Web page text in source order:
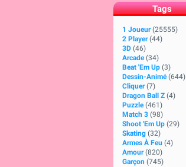
Tags
1 Joueur (25555)
2 Player (44)
3D (46)
Arcade (34)
Beat 'Em Up (3)
Dessin-Animé (644)
Cliquer (7)
Dragon Ball Z (4)
Puzzle (461)
Match 3 (98)
Shoot 'Em Up (29)
Skating (32)
Armes À Feu (4)
Amour (820)
Garçon (745)